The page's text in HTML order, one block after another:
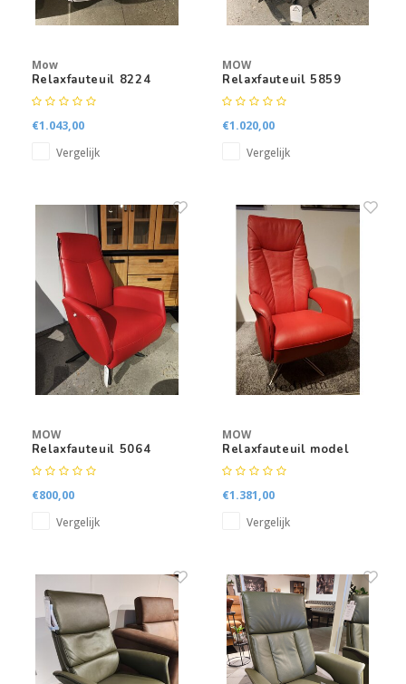
Mow
Relaxfauteuil 8224
€1.043,00
Vergelijk
MOW
Relaxfauteuil 5859
€1.020,00
Vergelijk
MOW
Relaxfauteuil 5064
€800,00
Vergelijk
MOW
Relaxfauteuil model
5079
€1.381,00
Vergelijk